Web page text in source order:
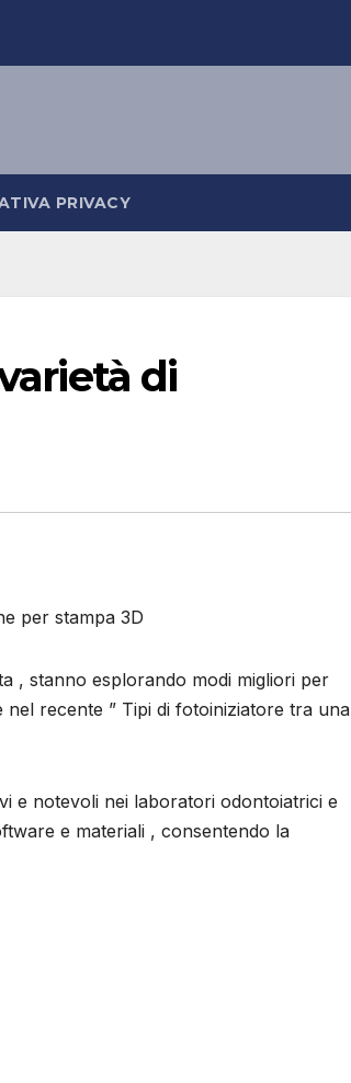
PRIVACY
di
per stampa 3D
, stanno esplorando modi migliori per
recente ” Tipi di fotoiniziatore tra una
e notevoli nei laboratori odontoiatrici e
e materiali , consentendo la